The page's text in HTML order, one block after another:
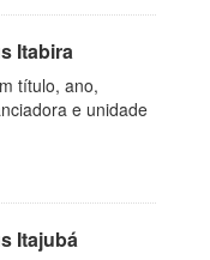
Itabira
título, ano,
e unidade
Itajubá